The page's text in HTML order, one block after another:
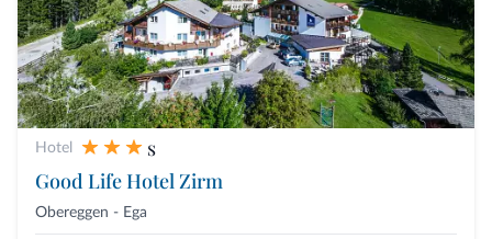
Hotel
s
Good Life Hotel Zirm
Obereggen - Ega